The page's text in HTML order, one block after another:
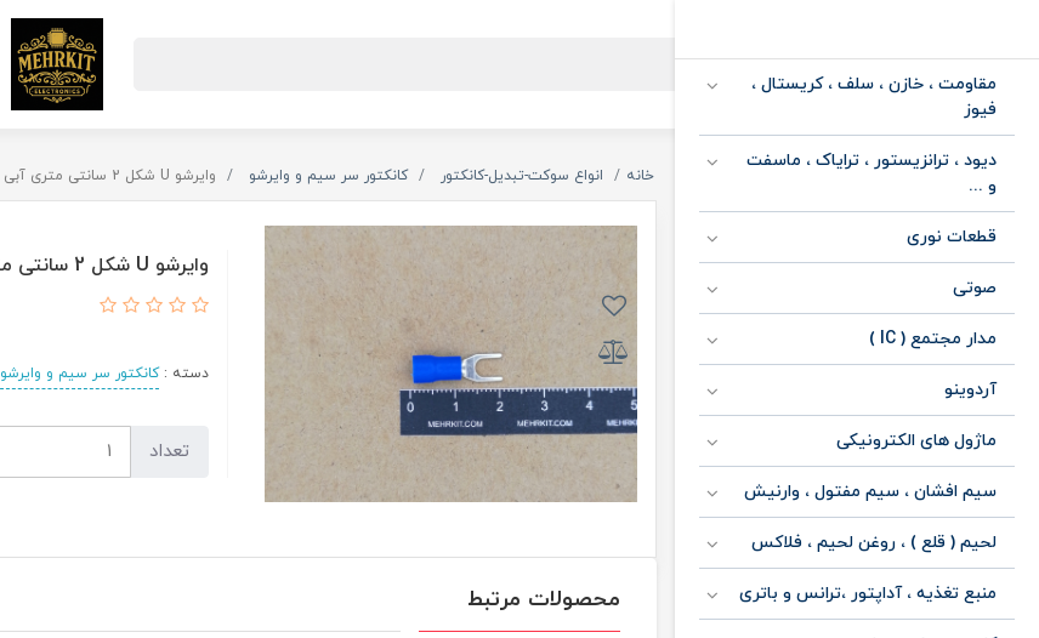
مقاومت ، خازن ، سلف ، کریستال ،
فیوز
دیود ، ترانزیستور ، ترایاک ، ماسفت
و ...
قطعات نوری
صوتی
مدار مجتمع ( IC )
آردوینو
ماژول های الکترونیکی
سیم افشان ، سیم مفتول ، وارنیش
لحیم ( قلع ) ، روغن لحیم ، فلاکس
منبع تغذیه ، آداپتور ،ترانس و باتری
خانه انواع سوکت-تبدیل-کانکتور کانکتور سر سیم و وایرشو وایرشو U شکل 2 سانتی متری آبی
وایرشو U شکل 2 سانتی متری آبی
دسته :کانکتور سر سیم و وایرشو
تعداد
محصولات مرتبط